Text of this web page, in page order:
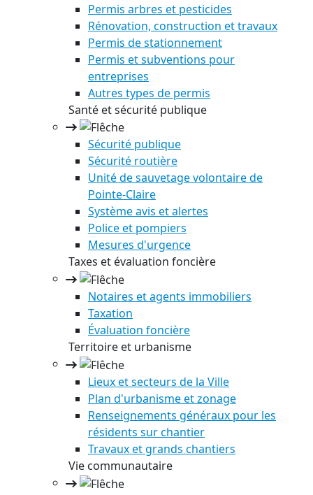
Permis arbres et pesticides
Rénovation, construction et travaux
Permis de stationnement
Permis et subventions pour
entreprises
Autres types de permis
Santé et sécurité publique
Sécurité publique
Sécurité routière
Unité de sauvetage volontaire de
Pointe-Claire
Système avis et alertes
Police et pompiers
Mesures d'urgence
Taxes et évaluation foncière
Notaires et agents immobiliers
Taxation
Évaluation foncière
Territoire et urbanisme
Lieux et secteurs de la Ville
Plan d'urbanisme et zonage
Renseignements généraux pour les
résidents sur chantier
Travaux et grands chantiers
Vie communautaire